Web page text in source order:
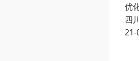
优
四
21-